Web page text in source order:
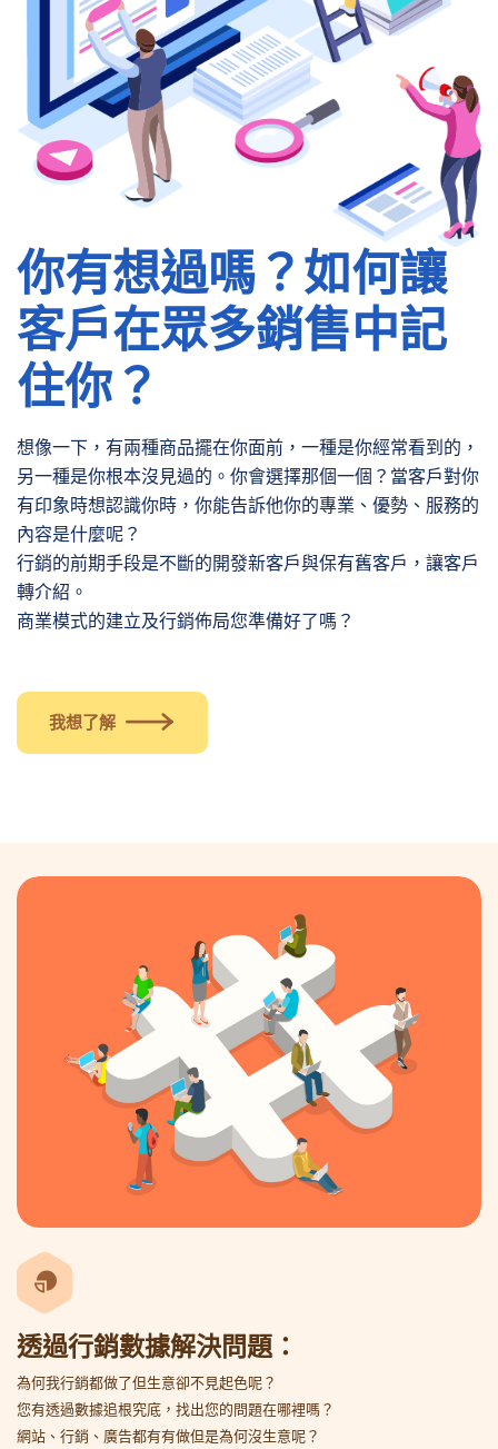
你有想過嗎？如何讓
客戶在眾多銷售中記
住你？
想像一下，有兩種商品擺在你面前，一種是你經常看到的，
另一種是你根本沒見過的。你會選擇那個一個？當客戶對你
有印象時想認識你時，你能告訴他你的專業、優勢、服務的
內容是什麼呢？
行銷的前期手段是不斷的開發新客戶與保有舊客戶，讓客戶
轉介紹。
商業模式的建立及行銷佈局您準備好了嗎？
我想了解
透過行銷數據解決問題：
為何我行銷都做了但生意卻不見起色呢？
您有透過數據追根究底，找出您的問題在哪裡嗎？
網站、行銷、廣告都有有做但是為何沒生意呢？